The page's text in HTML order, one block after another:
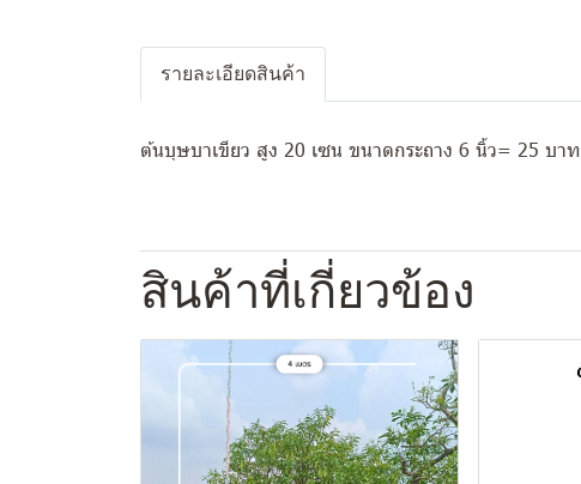
รายละเอียดสินค้า
ต้นบุษบาเขียว สูง 20 เซน ขนาดกระถาง 6 นิ้ว= 25 บาท
สินค้าที่เกี่ยวข้อง